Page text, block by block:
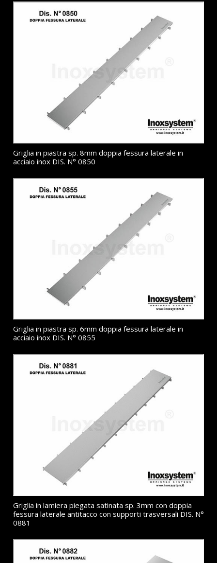
Griglia in piastra sp. 8mm doppia fessura laterale in
acciaio inox DIS. N° 0850
Griglia in piastra sp. 6mm doppia fessura laterale in
acciaio inox DIS. N° 0855
Griglia in lamiera piegata satinata sp. 3mm con doppia
fessura laterale antitacco con supporti trasversali DIS. N°
0881